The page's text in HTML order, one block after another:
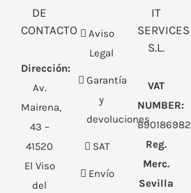
DE
CONTACTO
Dirección:
Av.
Mairena,
43 –
41520
El Viso
del
Aviso
Legal
Garantía
y
devoluciones
SAT
Envío
IT
SERVICES
S.L.
VAT
NUMBER:
B90186982
Reg.
Merc.
Sevilla